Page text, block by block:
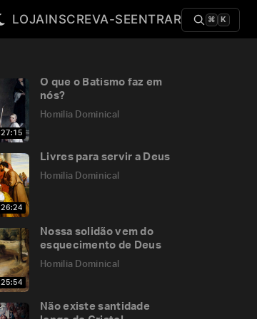
LOJAINSCREVA-SEENTRAR ⌘ K
27:15
O que o Batismo faz em
nós?
Homilia Dominical
26:24
Livres para servir a Deus
Homilia Dominical
25:54
Nossa solidão vem do
esquecimento de Deus
Homilia Dominical
Não existe santidade